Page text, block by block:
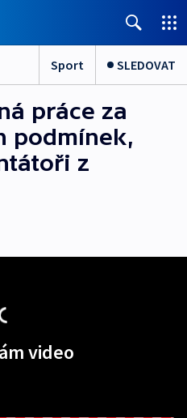
Sport SLEDOVAT
práce za
podmínek,
z
video